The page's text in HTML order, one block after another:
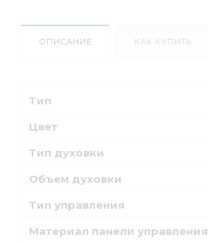
ОПИСАНИЕ КАК КУПИТЬ
Тип
Цвет
Тип духовки
Объем духовки
Тип управления
Материал панели управления